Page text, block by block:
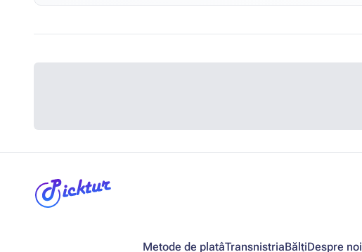
Metode de platâTransnistriaBălțiDespre noi